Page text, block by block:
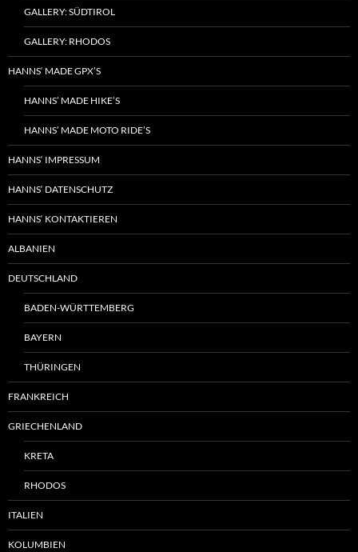
GALLERY: SÜDTIROL
GALLERY: RHODOS
HANNS‘ MADE GPX’S
HANNS’ MADE HIKE’S
HANNS’ MADE MOTO RIDE’S
HANNS‘ IMPRESSUM
HANNS‘ DATENSCHUTZ
HANNS‘ KONTAKTIEREN
ALBANIEN
DEUTSCHLAND
BADEN-WÜRTTEMBERG
BAYERN
THÜRINGEN
FRANKREICH
GRIECHENLAND
KRETA
RHODOS
ITALIEN
KOLUMBIEN